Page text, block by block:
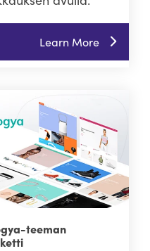
Learn More
teeman